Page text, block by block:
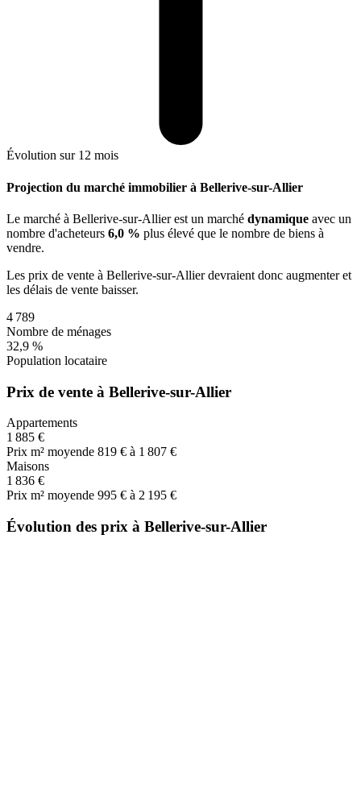
Évolution sur 12 mois
Projection du marché immobilier à Bellerive-sur-Allier
Le marché à Bellerive-sur-Allierest un marché dynamique avec un
nombre d'acheteurs 6,0 % plus élevé que le nombre de biens à
vendre.
Les prix de vente à Bellerive-sur-Allierdevraient donc augmenteret
les délais de vente baisser.
4 789
Nombre de ménages
32,9 %
Population locataire
Prix de vente à Bellerive-sur-Allier
Appartements
1 885 €
Prix m² moyende 819 € à 1 807 €
Maisons
1 836 €
Prix m² moyende 995 € à 2 195 €
Évolution des prix à Bellerive-sur-Allier